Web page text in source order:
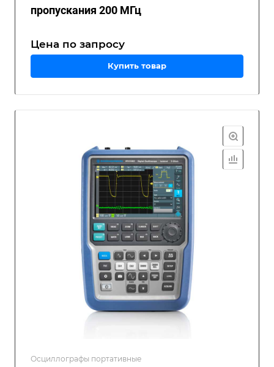
пропускания 200 МГц
Цена по запросу
Купить товар
Осциллографы портативные